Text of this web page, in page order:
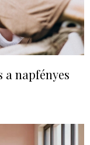
a napfényes